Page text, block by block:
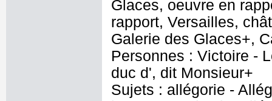
Glaces, oeuvre en
rapport, Versailles,
Galerie des Glaces+,
Personnes : Victoire -
duc d', dit Monsieur+
Sujets : allégorie -